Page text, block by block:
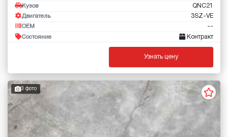
Кузов QNC21
Двигатель 3SZ-VE
OEM --
Состояние Контракт
Узнать цену
3 фото